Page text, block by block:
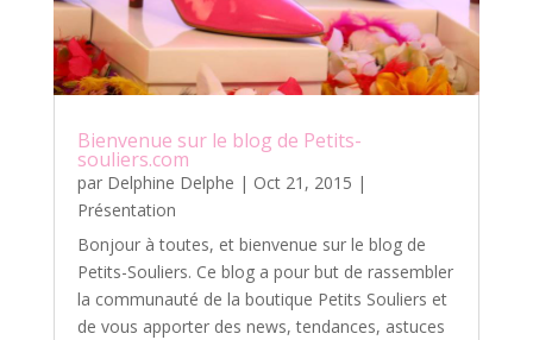
Bienvenue sur le blog de Petits-
souliers.com
par Delphine Delphe | Oct 21, 2015 |
Présentation
Bonjour à toutes, et bienvenue sur le blog de
Petits-Souliers. Ce blog a pour but de rassembler
la communauté de la boutique Petits Souliers et
de vous apporter des news, tendances, astuces